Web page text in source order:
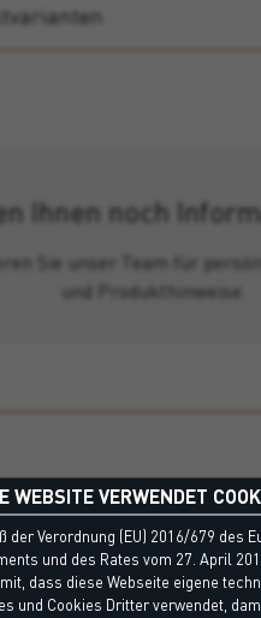
Ihnen noch
Sie unser Team für
und Produkthinweise.
WEBSITE VERWENDET
der Verordnung (EU) 2016/679 des
und des Rates vom 27. April
dass diese Webseite eigene
und Cookies Dritter verwendet,